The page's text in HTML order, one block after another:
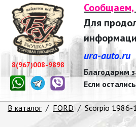
8(967)008-9898
Сообщаем,
Для
ura-auto.ru
Благодарим
Если
В каталог / FORD / Scorpio 1986-